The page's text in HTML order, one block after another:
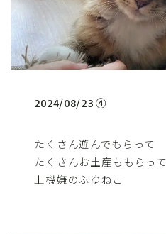
2024/08/23 ④
たくさん遊んでもらって
たくさんお土産ももらって
上機嫌のふゆねこ